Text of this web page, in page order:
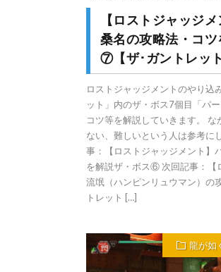
【ロストジャッジ
桑名の攻略法・コ
⑦【ザ･ガントレット
ロストジャッジメントのやり込
ット」内のザ・ボス7個目「パ
コツ等を解説していきます。
ない、難しいという人は参考
事：【ロストジャッジメント】
を解説ザ・ボス⑥ 次回記事：【
流氓（ハンピンリュウマン）の
トレット […]
龍が如